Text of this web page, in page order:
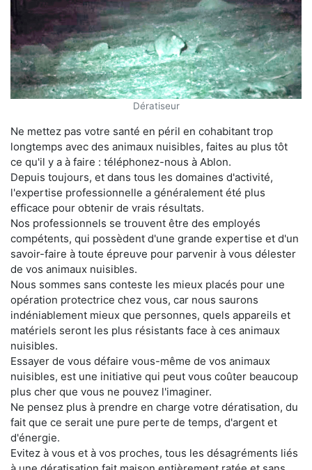
Dératiseur
Ne mettez pas votre santé en péril en cohabitant trop
longtemps avec des animaux nuisibles, faites au plus tôt
ce qu'il y a à faire : téléphonez-nous à Ablon.
Depuis toujours, et dans tous les domaines d'activité,
l'expertise professionnelle a généralement été plus
efficace pour obtenir de vrais résultats.
Nos professionnels se trouvent être des employés
compétents, qui possèdent d'une grande expertise et d'un
savoir-faire à toute épreuve pour parvenir à vous délester
de vos animaux nuisibles.
Nous sommes sans conteste les mieux placés pour une
opération protectrice chez vous, car nous saurons
indéniablement mieux que personnes, quels appareils et
matériels seront les plus résistants face à ces animaux
nuisibles.
Essayer de vous défaire vous-même de vos animaux
nuisibles, est une initiative qui peut vous coûter beaucoup
plus cher que vous ne pouvez l'imaginer.
Ne pensez plus à prendre en charge votre dératisation, du
fait que ce serait une pure perte de temps, d'argent et
d'énergie.
Evitez à vous et à vos proches, tous les désagréments liés